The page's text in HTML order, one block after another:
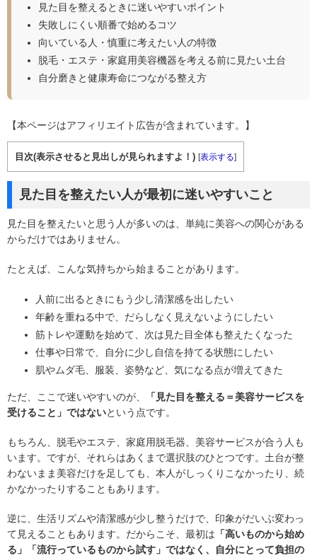
見た目を整えるときに迷いやすいポイント
失敗しにくい順番で始めるコツ
向いている人・慎重に考えたい人の特徴
脱毛・エステ・家庭用美容機器を考える前に見たい土台
自分磨きと健康寿命につながる整え方
【本ページはアフィリエイト広告が含まれています。】
目次(表示させると見出しが見られますよ！) [表示する]
見た目を整えたい人が最初に迷いやすいこと
見た目を整えたいと思う人が多いのは、単純に美容への関心がある
からだけではありません。
たとえば、こんな気持ちから始まることがあります。
人前に出るときにもう少し清潔感を出したい
年齢を重ねる中で、だらしなく見えないようにしたい
筋トレや運動を始めて、次は見た目全体も整えたくなった
仕事や日常で、自分に少し自信を持てる状態にしたい
肌やムダ毛、服装、姿勢など、気になる点が増えてきた
ただ、ここで迷いやすいのが、
「見た目を整える＝美容サービスを
受けること」ではないという点です。
もちろん、脱毛やエステ、家庭用脱毛器、美容サービスが合う人も
います。ですが、それらはあくまで選択肢のひとつです。土台が整
わないまま美容だけを足しても、本人がしっくりこなかったり、続
かなかったりすることもあります。
逆に、生活リズムや清潔感が少し整うだけで、印象がだいぶ変わっ
て見えることもあります。だからこそ、最初は 「高いものから始め
る」「流行っているものから試す」ではなく、自分にとって負担の